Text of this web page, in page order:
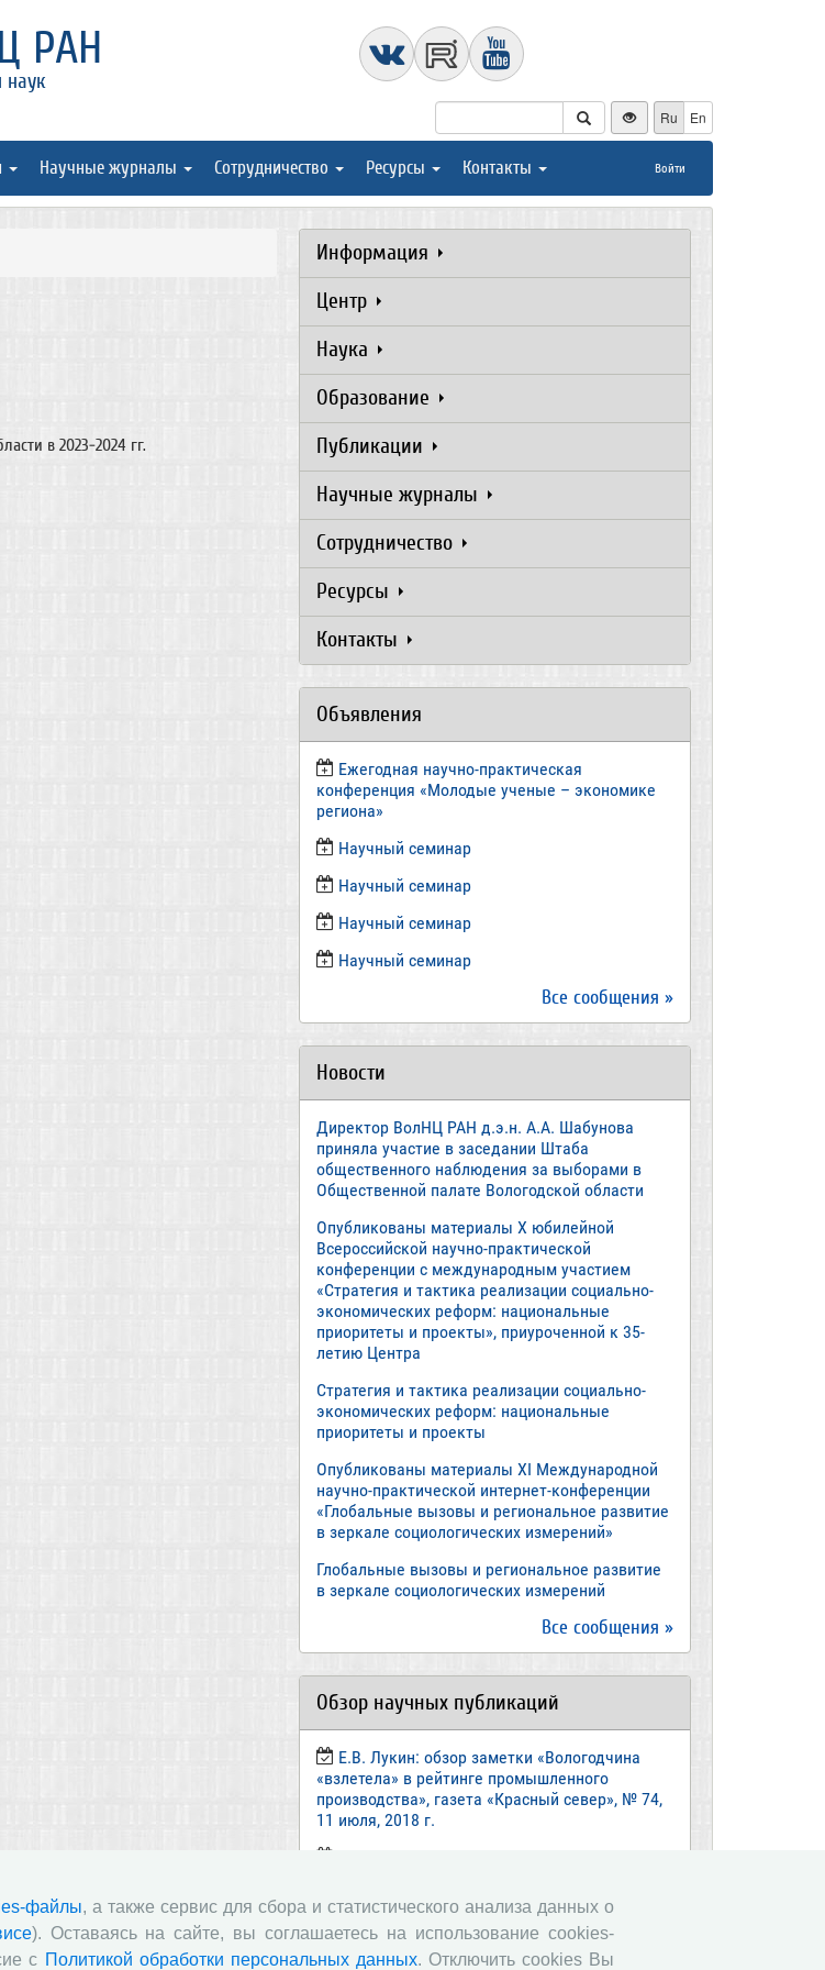
РАН
наук
Ru En
Научные журналы Сотрудничество Ресурсы Контакты Войти
в 2023-2024 гг.
Информация
Центр
Наука
Образование
Публикации
Научные журналы
Сотрудничество
Ресурсы
Контакты
Объявления
Ежегодная научно-практическая
конференция «Молодые ученые – экономике
региона»
​Научный семинар
​Научный семинар
Научный семинар
​Научный семинар
Все сообщения »
Новости
Директор ВолНЦ РАН д.э.н. А.А. Шабунова
приняла участие в заседании Штаба
общественного наблюдения за выборами в
Общественной палате Вологодской области
Опубликованы материалы X юбилейной
Всероссийской научно-практической
конференции с международным участием
«Стратегия и тактика реализации социально-
экономических реформ: национальные
приоритеты и проекты», приуроченной к 35-
летию Центра
Стратегия и тактика реализации социально-
экономических реформ: национальные
приоритеты и проекты
Опубликованы материалы XI Международной
научно-практической интернет-конференции
«Глобальные вызовы и региональное развитие
в зеркале социологических измерений»
Глобальные вызовы и региональное развитие
в зеркале социологических измерений
Все сообщения »
Обзор научных публикаций
Е.В. Лукин: обзор заметки «Вологодчина
«взлетела» в рейтинге промышленного
производства», газета «Красный север», № 74,
11 июля, 2018 г.
«Известия», №88, 2018 г.
В.Н. Барсуков: обзор статьи «Повышение
пенсионного возраста: позитивные эффекты и
файлы, а также сервис для сбора и статистического анализа данных о
). Оставаясь на сайте, вы соглашаетесь на использование cookies-
с Политикой обработки персональных данных. Отключить cookies Вы